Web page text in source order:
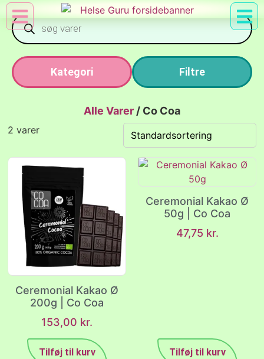
Kategori Filtre
Alle Varer/ Co Coa
2 varer
Ceremonial Kakao Ø
200g | Co Coa
153,00 kr.
Tilføj til kurv
Ceremonial Kakao Ø
50g | Co Coa
47,75 kr.
Tilføj til kurv